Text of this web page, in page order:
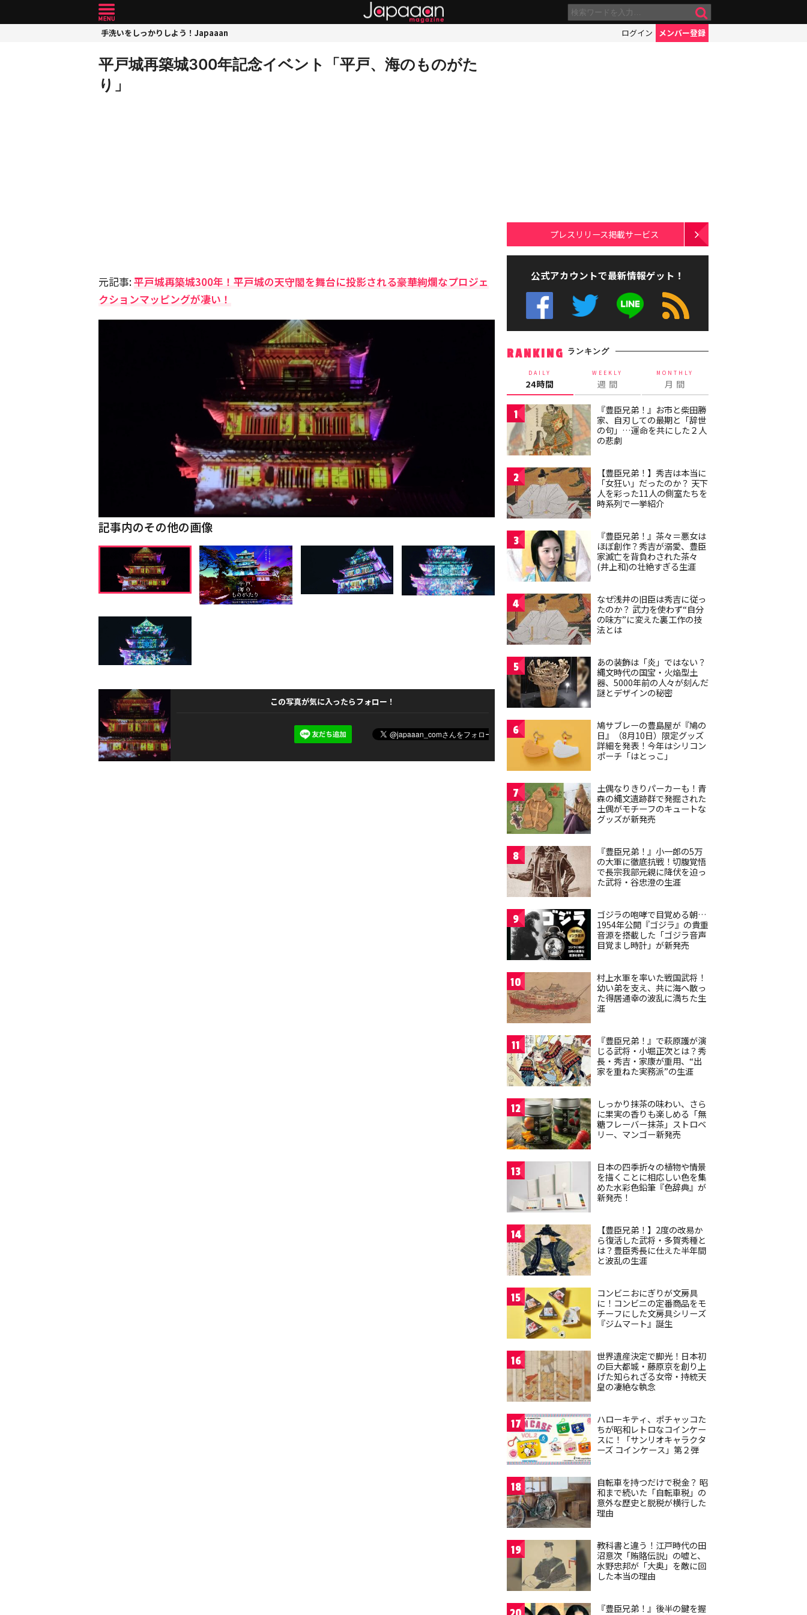
手洗いをしっかりしよう！Japaaan ログイン メンバー登録
平戸城再築城300年記念イベント「平戸、海のものがた
り」
元記事:平戸城再築城300年！平戸城の天守閣を舞台に投影される豪華絢爛なプロジェ
クションマッピングが凄い！
記事内のその他の画像
この写真が気に入ったらフォロー！
プレスリリース掲載サービス
公式アカウントで最新情報ゲット！
RANKING ランキング
DAILY
24時間
WEEKLY
週 間
MONTHLY
月 間
1
『豊臣兄弟！』お市と柴田勝
家、自刃しての最期と「辞世
の句」…運命を共にした２人
の悲劇
2
【豊臣兄弟！】秀吉は本当に
「女狂い」だったのか？ 天下
人を彩った11人の側室たちを
時系列で一挙紹介
3
『豊臣兄弟！』茶々＝悪女は
ほぼ創作？秀吉が溺愛、豊臣
家滅亡を背負わされた茶々
(井上和)の壮絶すぎる生涯
4
なぜ浅井の旧臣は秀吉に従っ
たのか？ 武力を使わず“自分
の味方”に変えた裏工作の技
法とは
5
あの装飾は「炎」ではない？
縄文時代の国宝・火焔型土
器、5000年前の人々が刻んだ
謎とデザインの秘密
6
鳩サブレーの豊島屋が『鳩の
日』（8月10日）限定グッズ
詳細を発表！今年はシリコン
ポーチ「はとっこ」
7
土偶なりきりパーカーも！青
森の縄文遺跡群で発掘された
土偶がモチーフのキュートな
グッズが新発売
8
『豊臣兄弟！』小一郎の5万
の大軍に徹底抗戦！切腹覚悟
で長宗我部元親に降伏を迫っ
た武将・谷忠澄の生涯
9
ゴジラの咆哮で目覚める朝…
1954年公開『ゴジラ』の貴重
音源を搭載した「ゴジラ音声
目覚まし時計」が新発売
10
村上水軍を率いた戦国武将！
幼い弟を支え、共に海へ散っ
た得居通幸の波乱に満ちた生
涯
11
『豊臣兄弟！』で萩原護が演
じる武将・小堀正次とは？秀
長・秀吉・家康が重用、“出
家を重ねた実務派”の生涯
12
しっかり抹茶の味わい、さら
に果実の香りも楽しめる「無
糖フレーバー抹茶」ストロベ
リー、マンゴー新発売
13
日本の四季折々の植物や情景
を描くことに相応しい色を集
めた水彩色鉛筆『色辞典』が
新発売！
14
【豊臣兄弟！】2度の改易か
ら復活した武将・多賀秀種と
は？豊臣秀長に仕えた半年間
と波乱の生涯
15
コンビニおにぎりが文房具
に！コンビニの定番商品をモ
チーフにした文房具シリーズ
『ジムマート』誕生
16
世界遺産決定で脚光！日本初
の巨大都城・藤原京を創り上
げた知られざる女帝・持統天
皇の凄絶な執念
17
ハローキティ、ポチャッコた
ちが昭和レトロなコインケー
スに！「サンリオキャラクタ
ーズ コインケース」第２弾
18
自転車を持つだけで税金？ 昭
和まで続いた「自転車税」の
意外な歴史と脱税が横行した
理由
19
教科書と違う！江戸時代の田
沼意次「賄賂伝説」の嘘と、
水野忠邦が「大奥」を敵に回
した本当の理由
『豊臣兄弟！』後半の鍵を握